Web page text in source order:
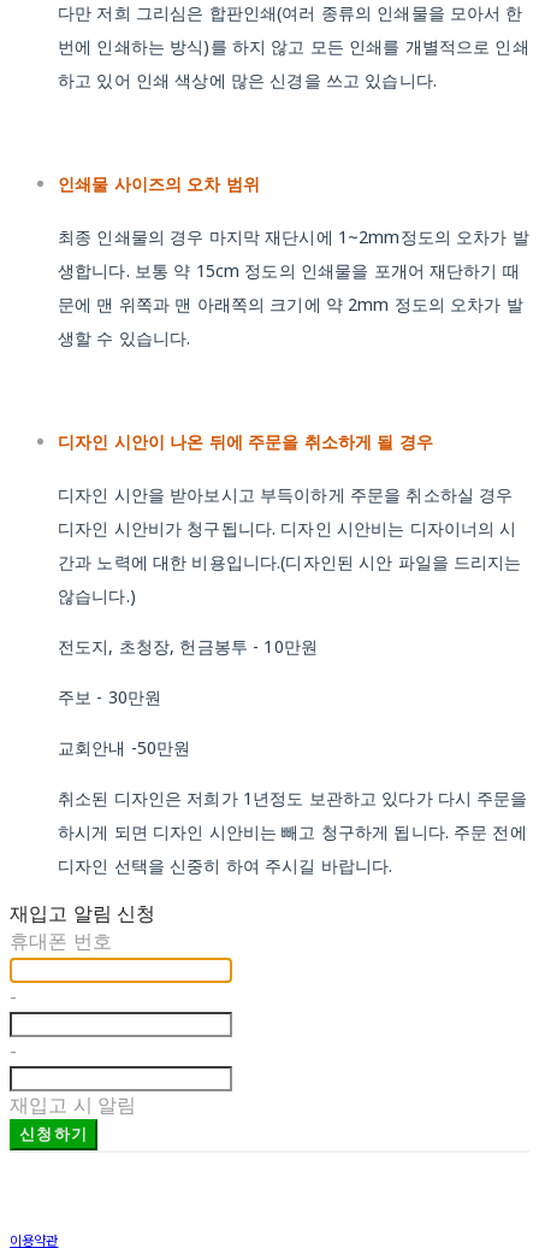
다만 저희 그리심은 합판인쇄(여러 종류의 인쇄물을 모아서 한
번에 인쇄하는 방식)를 하지 않고 모든 인쇄를 개별적으로 인쇄
하고 있어 인쇄 색상에 많은 신경을 쓰고 있습니다.
인쇄물 사이즈의 오차 범위
최종 인쇄물의 경우 마지막 재단시에 1~2mm정도의 오차가 발
생합니다. 보통 약 15cm 정도의 인쇄물을 포개어 재단하기 때
문에 맨 위쪽과 맨 아래쪽의 크기에 약 2mm 정도의 오차가 발
생할 수 있습니다.
디자인 시안이 나온 뒤에 주문을 취소하게 될 경우
디자인 시안을 받아보시고 부득이하게 주문을 취소하실 경우
디자인 시안비가 청구됩니다. 디자인 시안비는 디자이너의 시
간과 노력에 대한 비용입니다.(디자인된 시안 파일을 드리지는
않습니다.)
전도지, 초청장, 헌금봉투 - 10만원
주보 - 30만원
교회안내 -50만원
취소된 디자인은 저희가 1년정도 보관하고 있다가 다시 주문을
하시게 되면 디자인 시안비는 빼고 청구하게 됩니다. 주문 전에
디자인 선택을 신중히 하여 주시길 바랍니다.
재입고 알림 신청
휴대폰 번호
-
-
재입고 시 알림
신청하기
이용약관